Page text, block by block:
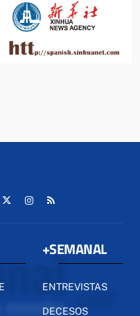
+SEMANAL
ENTREVISTAS
DECESOS